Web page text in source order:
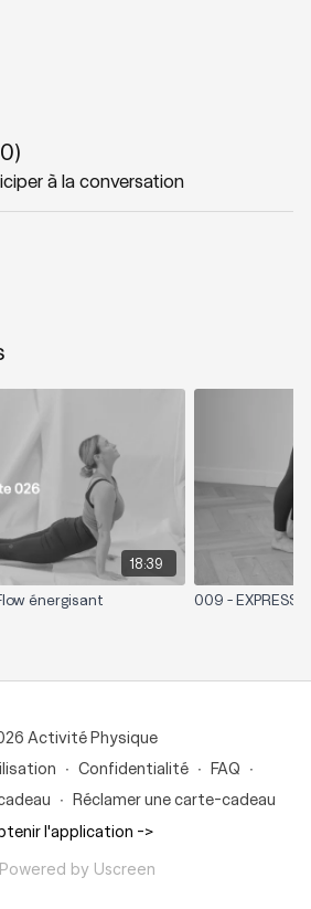
lors d'un séjour en nature!
le corps
0)
à la conversation
18:39
énergisant 009 - EXPRESS
Activité Physique
∙ Confidentialité ∙ FAQ ∙
∙ Réclamer une carte-cadeau
l'application ->
Powered by Uscreen